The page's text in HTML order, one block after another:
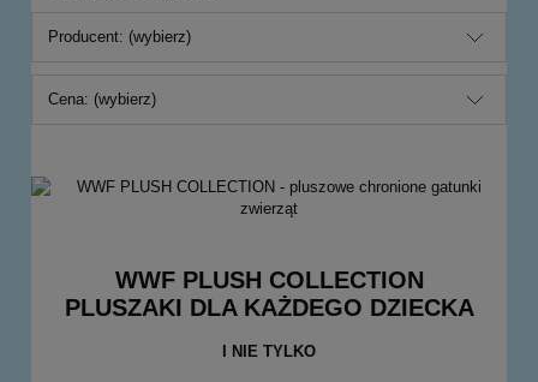
Producent: (wybierz)
Cena: (wybierz)
WWF PLUSH COLLECTION
PLUSZAKI DLA KAŻDEGO DZIECKA
I NIE TYLKO